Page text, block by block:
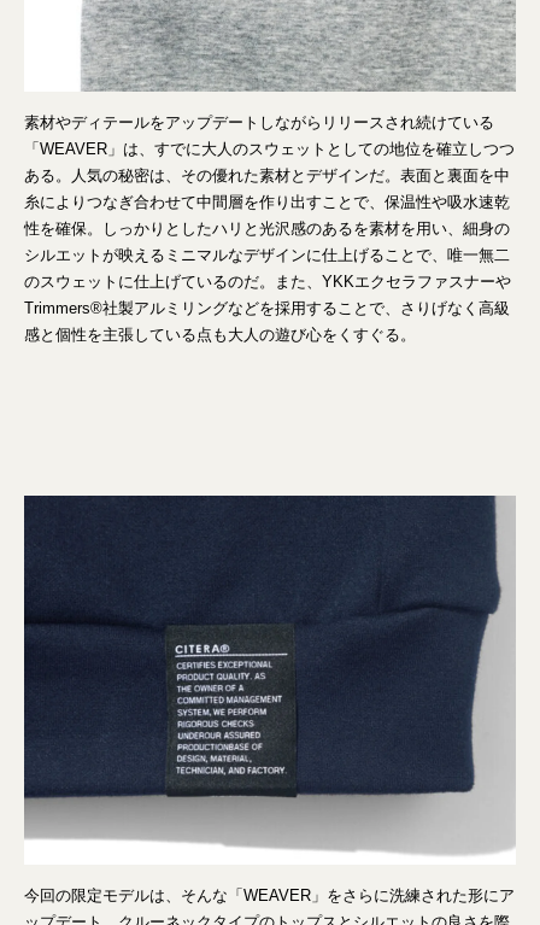
素材やディテールをアップデートしながらリリースされ続けている
「WEAVER」は、すでに大人のスウェットとしての地位を確立しつつ
ある。人気の秘密は、その優れた素材とデザインだ。表面と裏面を中
糸によりつなぎ合わせて中間層を作り出すことで、保温性や吸水速乾
性を確保。しっかりとしたハリと光沢感のあるを素材を用い、細身の
シルエットが映えるミニマルなデザインに仕上げることで、唯一無二
のスウェットに仕上げているのだ。また、YKKエクセラファスナーや
Trimmers®︎社製アルミリングなどを採用することで、さりげなく高級
感と個性を主張している点も大人の遊び心をくすぐる。
今回の限定モデルは、そんな「WEAVER」をさらに洗練された形にア